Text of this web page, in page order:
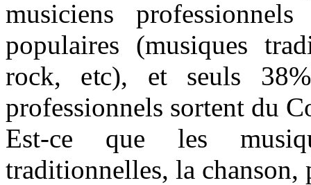
musiciens
populaires (musiques
rock, etc), et seuls
professionnels sortent du
Est-ce que les
traditionnelles, la chanson,